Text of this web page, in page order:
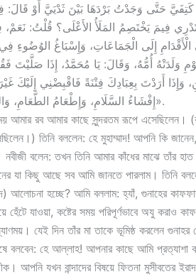
كَتِفَيَّ حَتَّى وَجَدْتُ بَرْدَهَا بَيْنَ ثَدْيَيَّ أَوْ
فِيمَ يَخْتَصِمُ المَلَأُ الأَعْلَى؟ قُلْتُ: نَعَمْ،
إِلَى الْجَمَاعَاتِ، وَإِسْبَاغُ الوُضُوءِ
أُمُّهُ، وَقَالَ: يَا مُحَمَّدُ، إِذَا صَلَّيْتَ
وَإِذَا أَرَدْتَ بِعِبَادِكَ فِتْنَةً فَاقْبِضْنِي إِلَيْكَ
إِفْشَاءُ السَّلَامِ، وَإِطْعَامُ الطَّعَامِ، وَالصَّلَاةُ بِاللَّيْلِ وَالنَّاسُ نِيَامٌ».
আমার রব আমার কাছে সুন্দরতম রূপে এসেছিলেন।
তিনি বললেন: হে মুহাম্মাদ! আপনি কি
নবীজী বলেন: তখন তিনি আমার কাঁধের মাঝে তাঁর
কিছু আছে সব আমি জানতে পারলাম। তিনি
আলোচনা হচ্ছে? আমি বললাম: হ্যাঁ, গুনাহের
হেঁটে যাওয়া, কষ্টের সময় পরিপূর্ণভাবে অযু করাও
যেই দিন তাঁর মা তাকে ভূমিষ্ঠ করলেন
বলবেন: হে আল্লাহ! আপনার কাছে আমি প্রত্যাশা
আপনি যখন বান্দাদের বিষয়ে ফিতনা মুসীবতের